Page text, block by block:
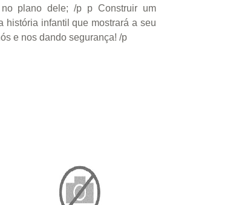
plano dele; /p p Construir um
história infantil que mostrará a seu
e nos dando segurança! /p